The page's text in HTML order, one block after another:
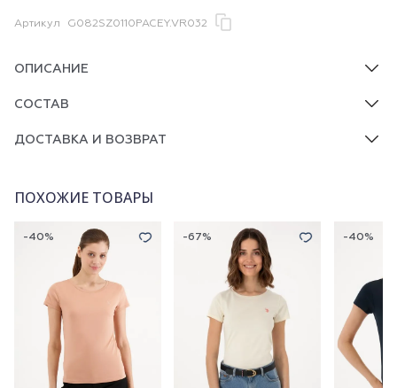
Артикул G082SZ0110PACEY.VR032
ОПИСАНИЕ
СОСТАВ
ДОСТАВКА И ВОЗВРАТ
ПОХОЖИЕ ТОВАРЫ
-40% -67% -40%